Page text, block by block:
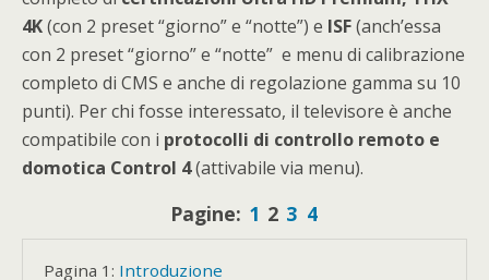
4K(con 2 preset “giorno” e “notte”) e ISF(anch’essa
con 2 preset “giorno” e “notte” e menu di calibrazione
completo di CMS e anche di regolazione gamma su 10
punti). Per chi fosse interessato, il televisore è anche
compatibile con i protocolli di controllo remoto e
domotica Control 4(attivabile via menu).
Pagine: 1 2 3 4
Pagina 1: Introduzione